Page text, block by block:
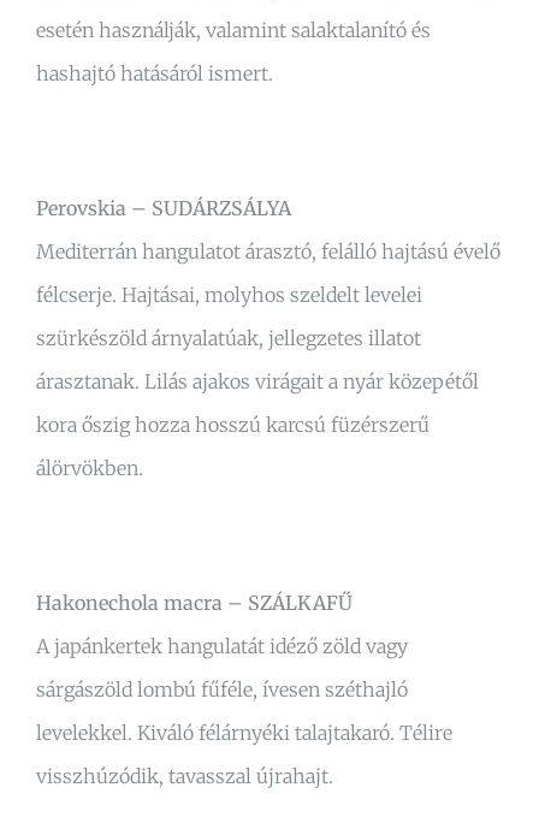
esetén használják, valamint salaktalanító és
hashajtó hatásáról ismert.
Perovskia – SUDÁRZSÁLYA
Mediterrán hangulatot árasztó, felálló hajtású évelő
félcserje. Hajtásai, molyhos szeldelt levelei
szürkészöld árnyalatúak, jellegzetes illatot
árasztanak. Lilás ajakos virágait a nyár közepétől
kora őszig hozza hosszú karcsú füzérszerű
álörvökben.
Hakonechola macra – SZÁLKAFŰ
A japánkertek hangulatát idéző zöld vagy
sárgászöld lombú fűféle, ívesen széthajló
levelekkel. Kiváló félárnyéki talajtakaró. Télire
visszhúzódik, tavasszal újrahajt.